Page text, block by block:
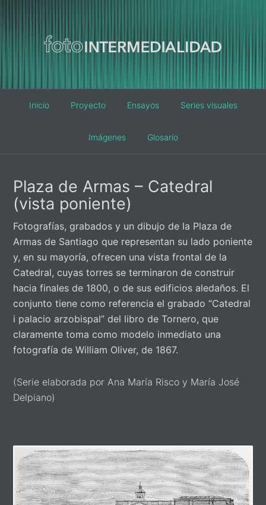
Main
Inicio Proyecto Ensayos Series visuales
Imágenes Glosario
Plaza de Armas – Catedral
(vista poniente)
Fotografías, grabados y un dibujo de la Plaza de
Armas de Santiago que representan su lado poniente
y, en su mayoría, ofrecen una vista frontal de la
Catedral, cuyas torres se terminaron de construir
hacia finales de 1800, o de sus edificios aledaños. El
conjunto tiene como referencia el grabado “Catedral
i palacio arzobispal” del libro de Tornero, que
claramente toma como modelo inmediato una
fotografía de William Oliver, de 1867.
(Serie elaborada por Ana María Risco y María José
Delpiano)